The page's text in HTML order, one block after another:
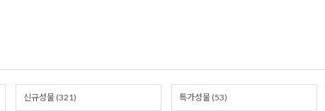
신규성물 (321) 특가성물 (53)